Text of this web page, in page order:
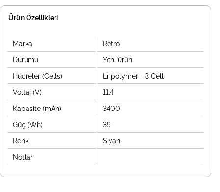
Ürün Özellikleri
Marka Retro
Durumu Yeni ürün
Hücreler (Cells) Li-polymer - 3 Cell
Voltaj (V) 11.4
Kapasite (mAh) 3400
Güç (Wh) 39
Renk Siyah
Notlar